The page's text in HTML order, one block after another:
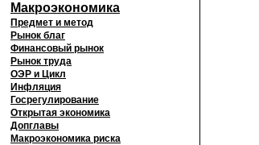
Макроэкономика
Предмет и метод
Рынок благ
Финансовый рынок
Рынок труда
ОЭР и Цикл
Инфляция
Госрегулирование
Открытая экономика
Допглавы
Макроэкономика риска